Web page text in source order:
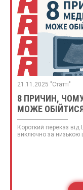
21.11.2025 "Статті"
8 ПРИЧИН,
МОЖЕ
Короткий переказ
виключно за низькою